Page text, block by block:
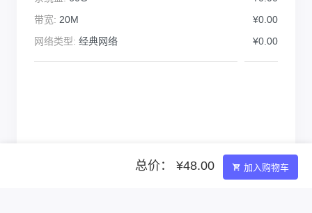
带宽: 20M
¥0.00
网络类型: 经典网络 ¥0.00
总价： ¥48.00 加入购物车